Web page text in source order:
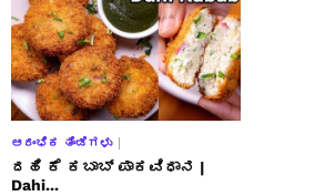
ಆರಂಭಿಕ ತಿಂಡಿಗಳು
ದಹಿ ಕೆ ಕಬಾಬ್ ಪಾಕವಿಧಾನ |
Dahi...